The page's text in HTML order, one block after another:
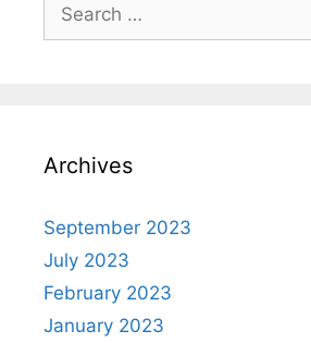
Archives
September 2023
July 2023
February 2023
January 2023